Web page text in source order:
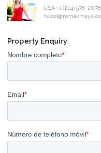
USA +1 (214) 578-2078
Property Enquiry